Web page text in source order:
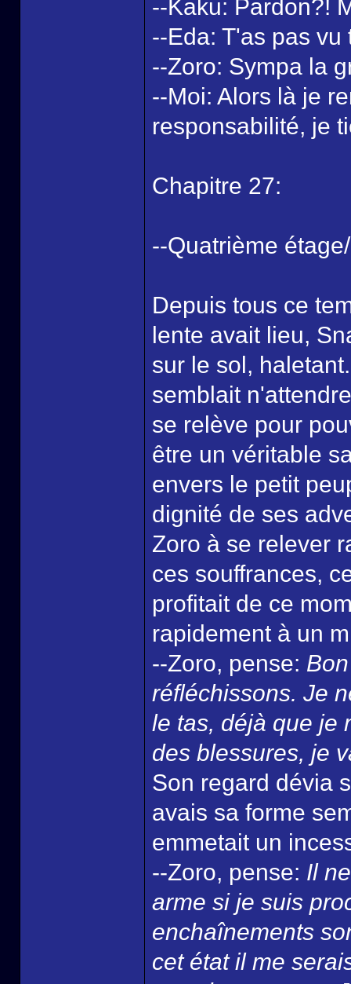
--Kaku: Pardon?!
--Eda: T'as pas
--Zoro: Sympa la
--Moi: Alors là je
responsabilité, je
Chapitre 27:
--Quatrième
Depuis tous ce
lente avait lieu,
sur le sol,
semblait
se relève pour
être un véritable
envers le petit
dignité de ses
Zoro à se relever
ces souffrances,
profitait de ce
rapidement à un
--Zoro, pense:
réfléchissons. Je
le tas, déjà que je
des blessures, je
Son regard dévia
avais sa forme
emmetait un
--Zoro, pense: Il
arme si je suis
enchaînements
cet état il me